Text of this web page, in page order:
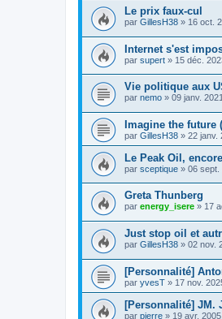
Le prix faux-cul
par GillesH38 » 16 oct.
Internet s'est
par supert » 15 déc.
Vie politique aux
par nemo » 09 janv.
Imagine the future
par GillesH38 » 22 janv.
Le Peak Oil,
par sceptique » 06 sept.
Greta Thunberg
par energy_isere » 17
Just stop oil et
par GillesH38 » 02 nov.
[Personnalité]
par yvesT » 17 nov.
[Personnalité] JM.
par pierre » 19 avr.